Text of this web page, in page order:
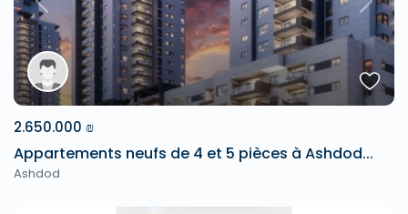
Previous Next
2.650.000 ₪
Appartements neufs de 4 et 5 pièces à Ashdod...
Ashdod